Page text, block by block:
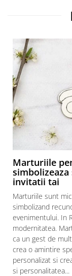
Marturiile
invitatii tai
Marturiile sunt
simbolizand
evenimentului. In
modernitatea.
ca un gest de
crea o amintire
personalizat si
si personalitatea...